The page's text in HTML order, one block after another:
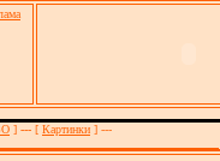
] --- [ Картинки ] ---